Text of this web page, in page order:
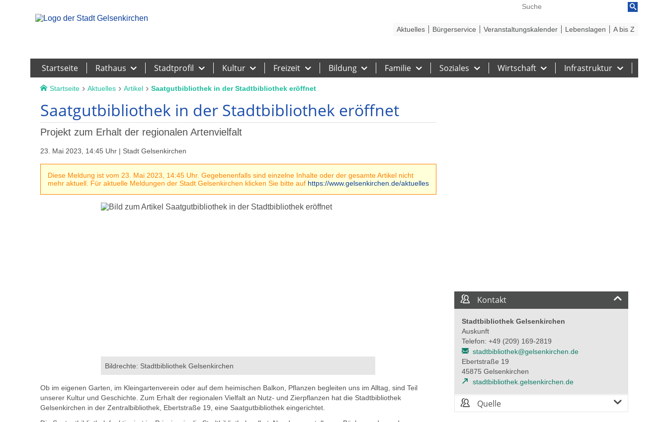
Startseite Rathaus Stadtprofil Kultur Freizeit Bildung Familie Soziales Wirtschaft Infrastruktur
Aktuelles Bürgerservice Veranstaltungskalender Lebenslagen A bis Z
Startseite Aktuelles Artikel Saatgutbibliothek in der Stadtbibliothek eröffnet
Saatgutbibliothek in der Stadtbibliothek eröffnet
Projekt zum Erhalt der regionalen Artenvielfalt
23. Mai 2023, 14:45 Uhr | Stadt Gelsenkirchen
Diese Meldung ist vom 23. Mai 2023, 14:45 Uhr. Gegebenenfalls sind einzelne Inhalte oder der gesamte Artikel nicht
mehr aktuell. Für aktuelle Meldungen der Stadt Gelsenkirchen klicken Sie bitte auf https://www.gelsenkirchen.de/aktuelles
Bildrechte: Stadtbibliothek Gelsenkirchen
Ob im eigenen Garten, im Kleingartenverein oder auf dem heimischen Balkon, Pflanzen begleiten uns im Alltag, sind Teil
unserer Kultur und Geschichte. Zum Erhalt der regionalen Vielfalt an Nutz- und Zierpflanzen hat die Stadtbibliothek
Gelsenkirchen in der Zentralbibliothek, Ebertstraße 19, eine Saatgutbibliothek eingerichtet.
Kontakt
Stadtbibliothek Gelsenkirchen
Auskunft
Telefon: +49 (209) 169-2819
stadtbibliothek@gelsenkirchen.de
Ebertstraße 19
45875 Gelsenkirchen
stadtbibliothek.gelsenkirchen.de
Quelle